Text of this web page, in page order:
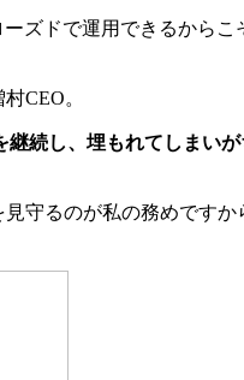
ズドで運用できるからこ
CEO。
継続し、埋もれてしまい
守るのが私の務めですか